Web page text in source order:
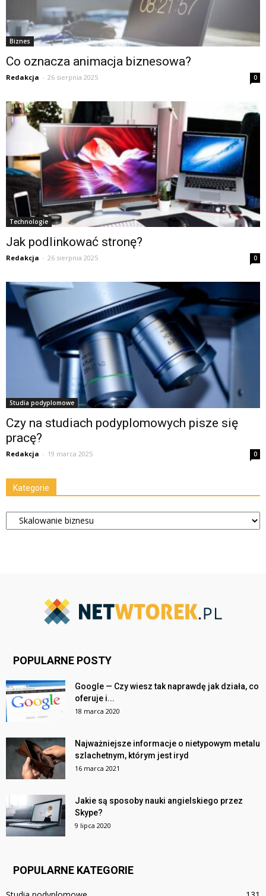
Biznes
Co oznacza animacja biznesowa?
Redakcja - 26 sierpnia 2025 0
Technologie
Jak podlinkować stronę?
Redakcja - 26 sierpnia 2025 0
Studia podyplomowe
Czy na studiach podyplomowych pisze się
pracę?
Redakcja - 19 marca 2025 0
Kategorie
Kategorie
POPULARNE POSTY
Google — Czy wiesz tak naprawdę jak działa, co
oferuje i...
18 marca 2020
Najważniejsze informacje o nietypowym metalu
szlachetnym, którym jest iryd
16 marca 2021
Jakie są sposoby nauki angielskiego przez
Skype?
9 lipca 2020
POPULARNE KATEGORIE